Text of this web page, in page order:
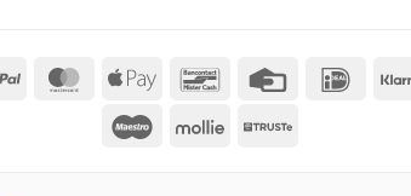
PayPal MasterCard
Apple
BancontactCreditcard IDeal
MaestroMollie Truste